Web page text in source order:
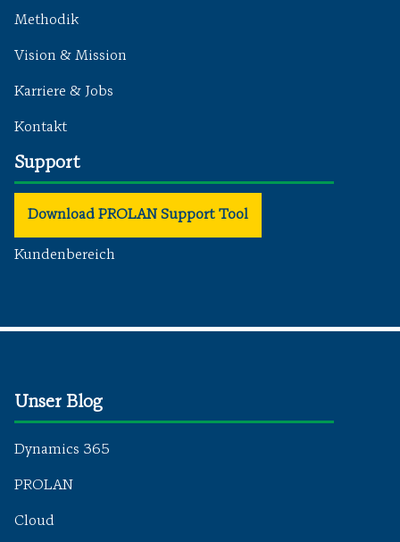
Methodik
Vision & Mission
Karriere & Jobs
Kontakt
Support
Download PROLAN Support Tool
Kundenbereich
Unser Blog
Dynamics 365
PROLAN
Cloud